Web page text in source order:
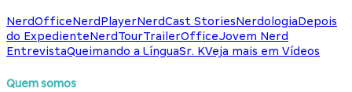
NerdOfficeNerdPlayerNerdCast StoriesNerdologiaDepois
do ExpedienteNerdTourTrailerOfficeJovem Nerd
EntrevistaQueimando a LínguaSr. KVeja mais em Vídeos
Quem somos